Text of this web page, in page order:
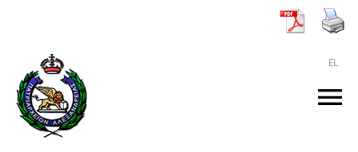
περιεχόμενο
EL